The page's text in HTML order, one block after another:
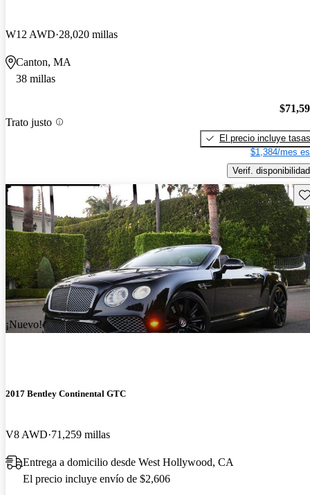
W12 AWD 28,020 millas
Canton, MA
38 millas
Trato justo
El precio incluye tasas
$1,384/mes
Verif. disponibilidad
¡Nuevo!
2017 Bentley Continental GTC
V8 AWD 71,259 millas
Entrega a domicilio desde West Hollywood, CA
El precio incluye envío de $2,606